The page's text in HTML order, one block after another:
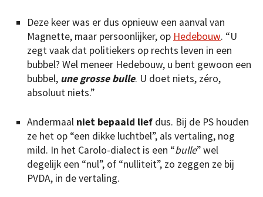
Deze keer was er dus opnieuw een aanval van
Magnette, maar persoonlijker, op Hedebouw. “U
zegt vaak dat politiekers op rechts leven in een
bubbel? Wel meneer Hedebouw, u bent gewoon een
bubbel, une grosse bulle. U doet niets, zéro,
absoluut niets.”
Andermaal niet bepaald lief dus. Bij de PS houden
ze het op “een dikke luchtbel”, als vertaling, nog
mild. In het Carolo-dialect is een “bulle” wel
degelijk een “nul”, of “nulliteit”, zo zeggen ze bij
PVDA, in de vertaling.